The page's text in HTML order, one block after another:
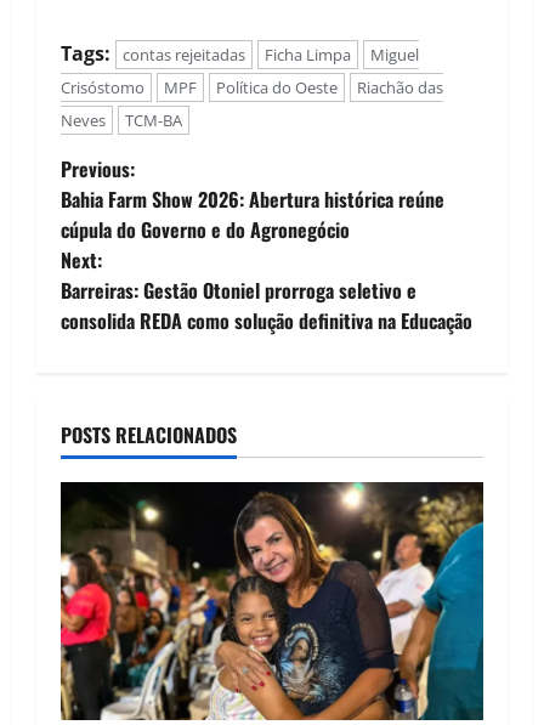
Tags: contas rejeitadas Ficha Limpa
Miguel
Crisóstomo
MPF Política do Oeste
Riachão das
Neves
TCM-BA
P
o
s
t
a
v
i
g
a
t
Previous:
Bahia Farm Show 2026: Abertura histórica reúne
cúpula do Governo e do Agronegócio
Next:
Barreiras: Gestão Otoniel prorroga seletivo e
consolida REDA como solução definitiva na Educação
POSTS RELACIONADOS